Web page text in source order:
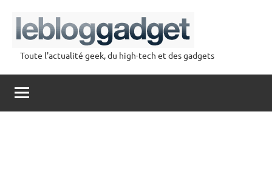
contenu
lebloggadget
Toute l'actualité geek, du high-tech et des gadgets